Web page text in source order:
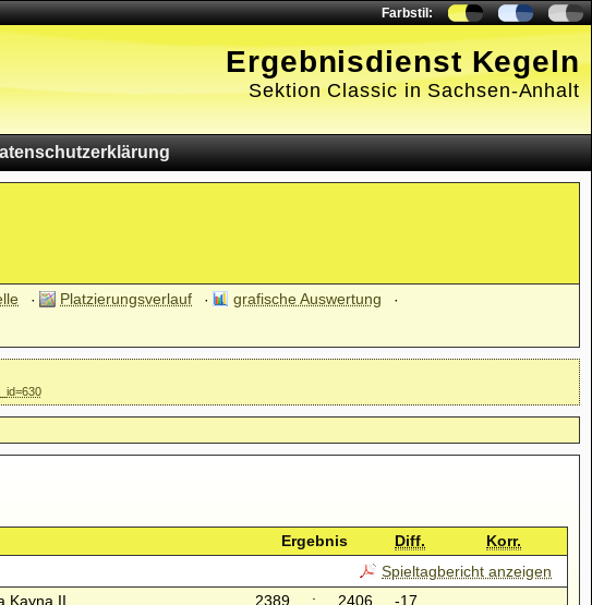
Farbstil:
Ergebnisdienst Kegeln
Sektion Classic in Sachsen-Anhalt
Platzierungsverlauf
grafische Auswertung
Ergebnis Diff.
Korr.
Spieltagbericht anzeigen
Kayna II 2389 : 2406
-17